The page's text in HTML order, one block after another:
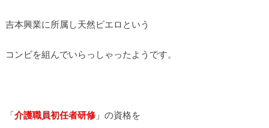
吉本興業に所属し天然ピエロという
コンビを組んでいらっしゃったようです。
「介護職員初任者研修」の資格を